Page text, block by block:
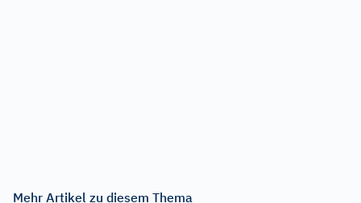
Mehr Artikel zu diesem Thema